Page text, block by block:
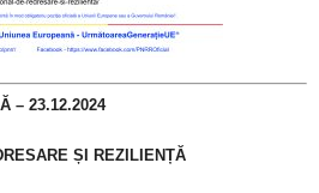
– 23.12.2024
ȘI REZILIENȚĂ